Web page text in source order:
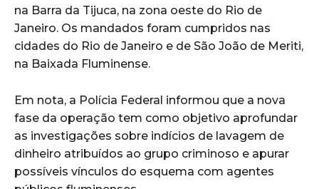
na Barra da Tijuca, na zona oeste do Rio de
Janeiro. Os mandados foram cumpridos nas
cidades do Rio de Janeiro e de São João de Meriti,
na Baixada Fluminense.
Em nota, a Polícia Federal informou que a nova
fase da operação tem como objetivo aprofundar
as investigações sobre indícios de lavagem de
dinheiro atribuídos ao grupo criminoso e apurar
possíveis vínculos do esquema com agentes